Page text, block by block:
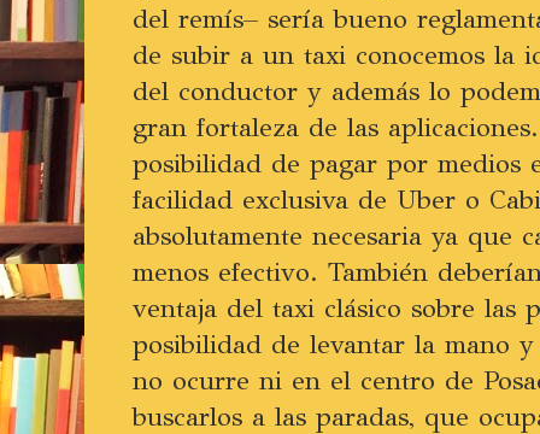
del remís– sería bueno
de subir a un taxi conocemos la
del conductor y además lo
gran fortaleza de las
posibilidad de pagar por medios
facilidad exclusiva de Uber o
absolutamente necesaria ya que
menos efectivo. También
ventaja del taxi clásico sobre las
posibilidad de levantar la mano
no ocurre ni en el centro de
buscarlos a las paradas, que